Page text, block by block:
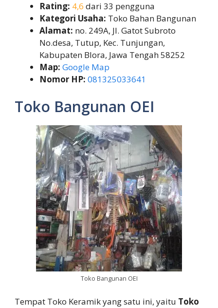
Rating: 4,6 dari 33 pengguna
Kategori Usaha: Toko Bahan Bangunan
Alamat: no. 249A, Jl. Gatot Subroto
No.desa, Tutup, Kec. Tunjungan,
Kabupaten Blora, Jawa Tengah 58252
Map: Google Map
Nomor HP: 081325033641
Toko Bangunan OEI
Toko Bangunan OEI
Tempat Toko Keramik yang satu ini, yaitu Toko